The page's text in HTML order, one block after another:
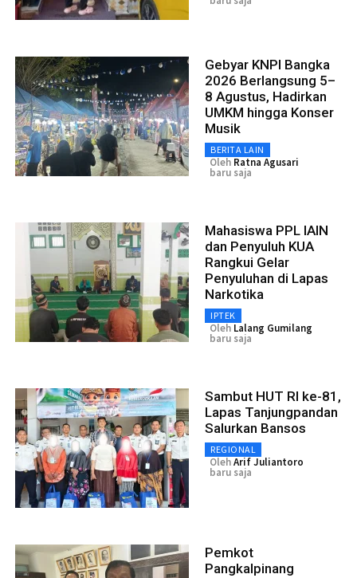
Gebyar KNPI Bangka
2026 Berlangsung 5–
8 Agustus, Hadirkan
UMKM hingga Konser
Musik
BERITA LAIN
Oleh Ratna Agusari
baru saja
Mahasiswa PPL IAIN
dan Penyuluh KUA
Rangkui Gelar
Penyuluhan di Lapas
Narkotika
IPTEK
Oleh Lalang Gumilang
baru saja
Sambut HUT RI ke-81,
Lapas Tanjungpandan
Salurkan Bansos
REGIONAL
OlehArif Juliantoro
baru saja
Pemkot
Pangkalpinang